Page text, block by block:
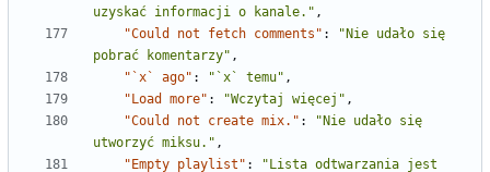
uzyskać informacji o kanale." ,
"Could not fetch comments" :
"Nie udało się
pobrać komentarzy" ,
"`x` ago" : "`x` temu" ,
"Load more" : "Wczytaj więcej" ,
"Could not create mix." :
"Nie udało się
utworzyć miksu." ,
"Empty playlist" :
"Lista odtwarzania jest